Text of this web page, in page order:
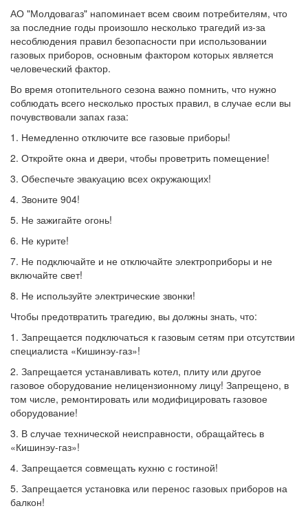
АО "Молдовагаз" напоминает всем своим потребителям, что
за последние годы произошло несколько трагедий из-за
несоблюдения правил безопасности при использовании
газовых приборов, основным фактором которых является
человеческий фактор.
Во время отопительного сезона важно помнить, что нужно
соблюдать всего несколько простых правил, в случае если вы
почувствовали запах газа:
1. Немедленно отключите все газовые приборы!
2. Откройте окна и двери, чтобы проветрить помещение!
3. Обеспечьте эвакуацию всех окружающих!
4. Звоните 904!
5. Не зажигайте огонь!
6. Не курите!
7. Не подключайте и не отключайте электроприборы и не
включайте свет!
8. Не используйте электрические звонки!
Чтобы предотвратить трагедию, вы должны знать, что:
1. Запрещается подключаться к газовым сетям при отсутствии
специалиста «Кишинэу-газ»!
2. Запрещается устанавливать котел, плиту или другое
газовое оборудование нелицензионному лицу! Запрещено, в
том числе, ремонтировать или модифицировать газовое
оборудование!
3. В случае технической неисправности, обращайтесь в
«Кишинэу-газ»!
4. Запрещается совмещать кухню с гостиной!
5. Запрещается установка или перенос газовых приборов на
балкон!